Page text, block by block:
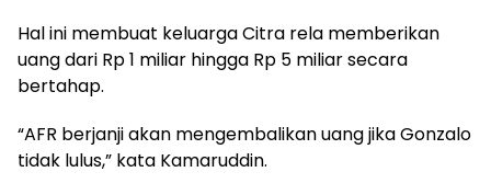
Hal ini membuat keluarga Citra rela memberikan
uang dari Rp 1 miliar hingga Rp 5 miliar secara
bertahap.
“AFR berjanji akan mengembalikan uang jika Gonzalo
tidak lulus,” kata Kamaruddin.